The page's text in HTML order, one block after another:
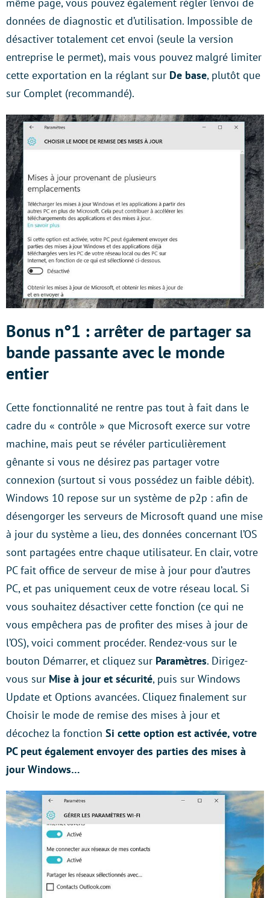
données de diagnostic et d’utilisation. Impossible de
désactiver totalement cet envoi (seule la version
entreprise le permet), mais vous pouvez malgré limiter
cette exportation en la réglant sur De base, plutôt que
sur Complet (recommandé).
Bonus n°1 : arrêter de partager sa
bande passante avec le monde
entier
Cette fonctionnalité ne rentre pas tout à fait dans le
cadre du « contrôle » que Microsoft exerce sur votre
machine, mais peut se révéler particulièrement
gênante si vous ne désirez pas partager votre
connexion (surtout si vous possédez un faible débit).
Windows 10 repose sur un système de p2p : afin de
désengorger les serveurs de Microsoft quand une mise
à jour du système a lieu, des données concernant l’OS
sont partagées entre chaque utilisateur. En clair, votre
PC fait office de serveur de mise à jour pour d’autres
PC, et pas uniquement ceux de votre réseau local. Si
vous souhaitez désactiver cette fonction (ce qui ne
vous empêchera pas de profiter des mises à jour de
l’OS), voici comment procéder. Rendez-vous sur le
bouton Démarrer, et cliquez sur Paramètres. Dirigez-
vous sur Mise à jour et sécurité, puis sur Windows
Update et Options avancées. Cliquez finalement sur
Choisir le mode de remise des mises à jour et
décochez la fonction Si cette option est activée, votre
PC peut également envoyer des parties des mises à
jour Windows…